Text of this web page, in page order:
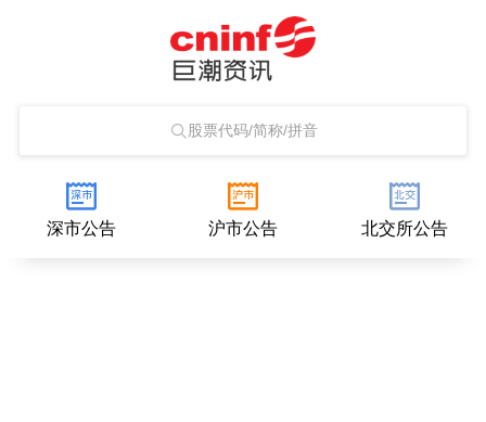
股票代码/简称/拼音
深市公告 沪市公告 北交所公告